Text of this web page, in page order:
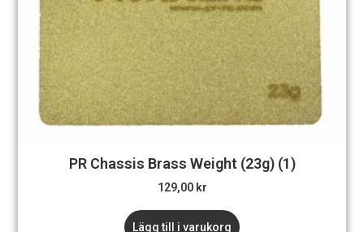
PR Chassis Brass Weight (23g) (1)
129,00 kr
Lägg till i varukorg